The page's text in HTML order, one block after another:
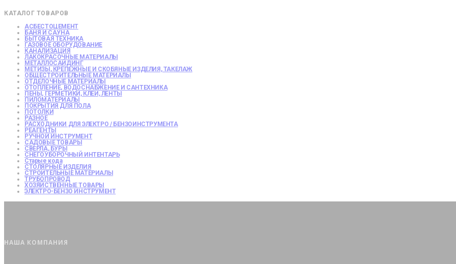
КАТАЛОГ ТОВАРОВ
АСБЕСТОЦЕМЕНТ
БАНЯ И САУНА
БЫТОВАЯ ТЕХНИКА
ГАЗОВОЕ ОБОРУДОВАНИЕ
КАНАЛИЗАЦИЯ
ЛАКОКРАСОЧНЫЕ МАТЕРИАЛЫ
МЕТАЛЛОСАЙДИНГ
МЕТИЗЫ, КРЕПЕЖНЫЕ И СКОБЯНЫЕ ИЗДЕЛИЯ, ТАКЕЛАЖ
ОБЩЕСТРОИТЕЛЬНЫЕ МАТЕРИАЛЫ
ОТДЕЛОЧНЫЕ МАТЕРИАЛЫ
ОТОПЛЕНИЕ, ВОДОСНАБЖЕНИЕ И САНТЕХНИКА
ПЕНЫ, ГЕРМЕТИКИ, КЛЕИ, ЛЕНТЫ
ПИЛОМАТЕРИАЛЫ
ПОКРЫТИЯ ДЛЯ ПОЛА
ПОТОЛКИ
РАЗНОЕ
РАСХОДНИКИ ДЛЯ ЭЛЕКТРО / БЕНЗОИНСТРУМЕНТА
РЕАГЕНТЫ
РУЧНОЙ ИНСТРУМЕНТ
САДОВЫЕ ТОВАРЫ
СВЕРЛА, БУРЫ
СНЕГОУБОРОЧНЫЙ ИНТЕНТАРЬ
Старые кода
СТОЛЯРНЫЕ ИЗДЕЛИЯ
СТРОИТЕЛЬНЫЕ МАТЕРИАЛЫ
ТРУБОПРОВОД
ХОЗЯЙСТВЕННЫЕ ТОВАРЫ
ЭЛЕКТРО-БЕНЗО ИНСТРУМЕНТ
НАША КОМПАНИЯ